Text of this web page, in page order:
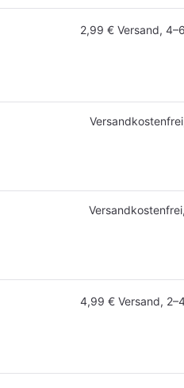
2,99 € Versand,
Versandkostenfrei
Versandkostenfrei,
4,99 € Versand,